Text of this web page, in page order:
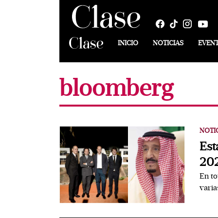
INICIO NOTICIAS
bloomberg
En